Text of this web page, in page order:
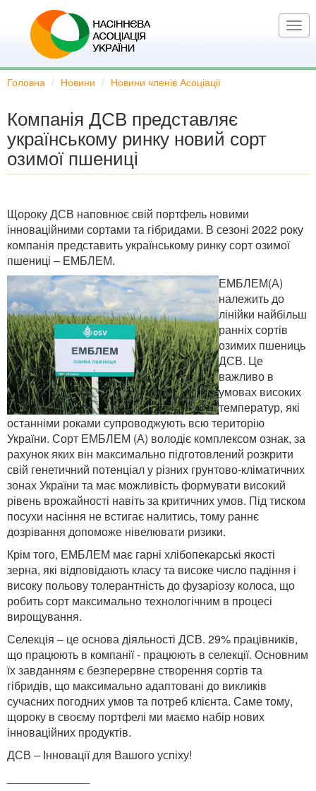
основного
Головна Новини Новини членів Асоціації
Компанія ДСВ представляє
українському ринку новий сорт
озимої пшениці
Щороку ДСВ наповнює свій портфель новими
інноваційними сортами та гібридами. В сезоні 2022 року
компанія представить українському ринку сорт озимої
пшениці – ЕМБЛЕМ.
ЕМБЛЕМ(А)
належить до
лінійки найбільш
ранніх сортів
озимих пшениць
ДСВ. Це
важливо в
умовах високих
температур, які
останніми роками супроводжують всю територію
України. Сорт ЕМБЛЕМ (А) володіє комплексом ознак, за
рахунок яких він максимально підготовлений розкрити
свій генетичний потенціал у різних грунтово-кліматичних
зонах України та має можливість формувати високий
рівень врожайності навіть за критичних умов. Під тиском
посухи насіння не встигає налитись, тому раннє
дозрівання допоможе нівелювати ризики.
Крім того, ЕМБЛЕМ має гарні хлібопекарські якості
зерна, які відповідають класу та високе число падіння і
високу польову толерантність до фузаріозу колоса, що
робить сорт максимально технологічним в процесі
вирощування.
Селекція – це основа діяльності ДСВ. 29% працівників,
що працюють в компанії - працюють в селекції. Основним
їх завданням є безперервне створення сортів та
гібридів, що максимально адаптовані до викликів
сучасних погодних умов та потреб клієнта. Саме тому,
щороку в своєму портфелі ми маємо набір нових
інноваційних продуктів.
ДСВ – Інновації для Вашого успіху!